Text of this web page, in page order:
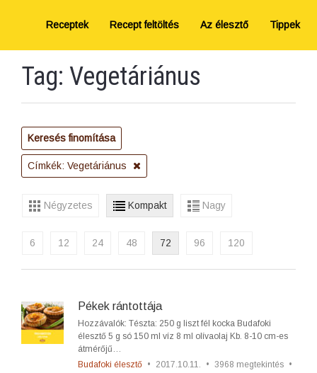
Receptek Recept feltöltés Az élesztő Tippek
Tag: Vegetáriánus
Keresés finomítása
Címkék: Vegetáriánus
Négyzetes Kompakt Nagy
6 12 24 48 72 96 120
Pékek rántottája
Hozzávalók: Tészta: 250 g liszt fél kocka Budafoki
élesztő 5 g só 150 ml víz 8 ml olívaolaj Kb. 8-10 cm-es
átmérőjű…
Budafoki élesztő • 2017.10.11. • 3968 megtekintés •